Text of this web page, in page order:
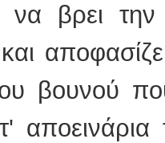
να βρει
βουνού